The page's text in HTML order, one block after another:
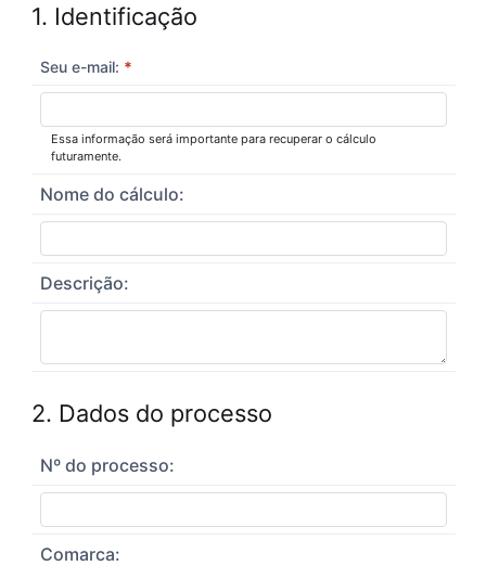
1. Identificação
Seu e-mail: *
Essa informação será importante para recuperar o cálculo
futuramente.
Nome do cálculo:
Descrição:
2. Dados do processo
Nº do processo:
Comarca: